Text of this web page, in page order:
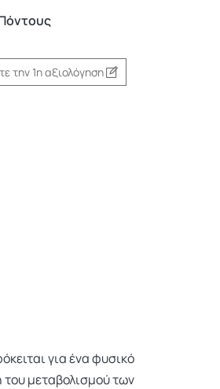
την 1η αξιολόγηση
για ένα φυσικό
του μεταβολισμού των